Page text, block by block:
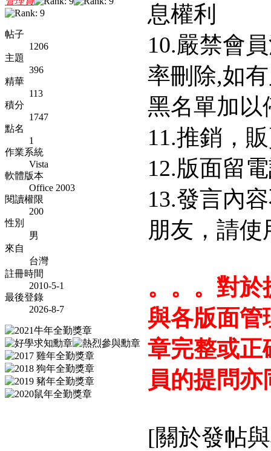
帖子
1206
主題
396
精華
113
積分
1747
點名
1
作業系統
Vista
軟體版本
Office 2003
閱讀權限
200
性別
男
來自
台灣
註冊時間
2010-5-1
最後登錄
2026-8-7
息權利
10.嚴禁會
率刪除,如
黑名單加以
11.推銷，
12.版面留
13.發言內
朋友，請使
。。。對
與各版面管
章完整或正
員的提問
[關於發帖